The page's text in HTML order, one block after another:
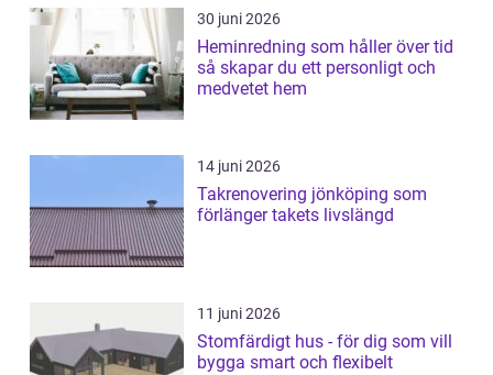
30 juni 2026
Heminredning som håller över tid
så skapar du ett personligt och
medvetet hem
14 juni 2026
Takrenovering jönköping som
förlänger takets livslängd
11 juni 2026
Stomfärdigt hus - för dig som vill
bygga smart och flexibelt